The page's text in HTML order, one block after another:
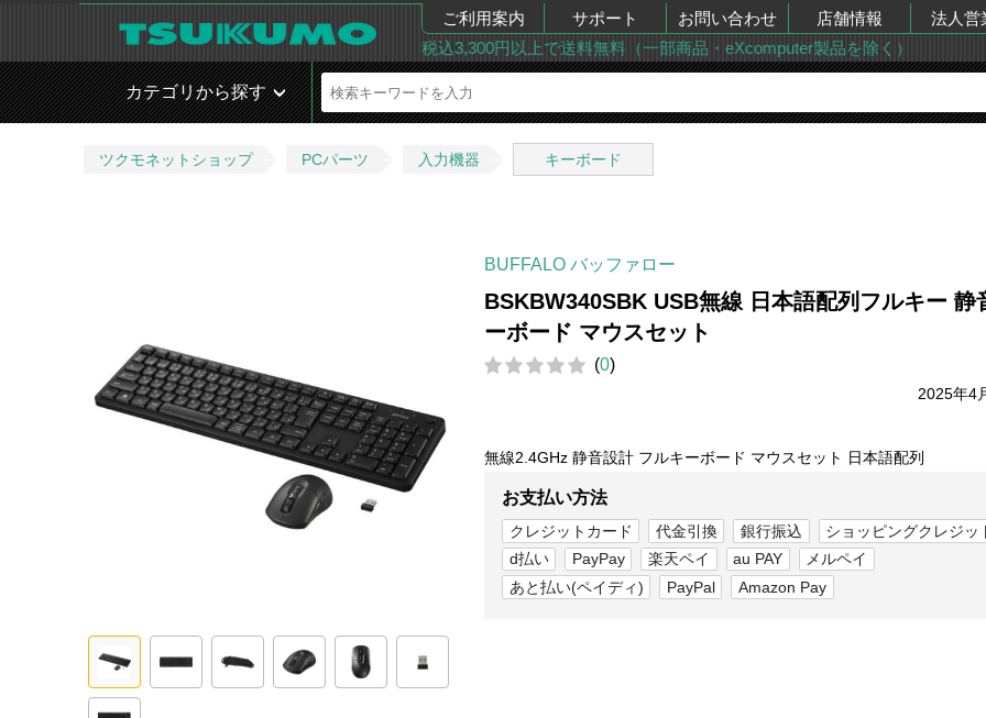
ご利用案内 サポート お問い合わせ 店舗情報 法人営
税込3,300円以上で送料無料（一部商品・eXcomputer製品を除く）
カテゴリから探す
ツクモネットショップ PCパーツ 入力機器 キーボード
BUFFALO バッファロー
BSKBW340SBK USB無線 日本語配列フルキー 静
ーボード マウスセット
(0)
2025年4
無線2.4GHz 静音設計 フルキーボード マウスセット 日本語配列
お支払い方法
クレジットカード 代金引換 銀行振込
ショッピングクレジッ
d払い
PayPay 楽天ペイ au PAY
メルペイ
あと払い(ペイディ)
PayPal Amazon Pay